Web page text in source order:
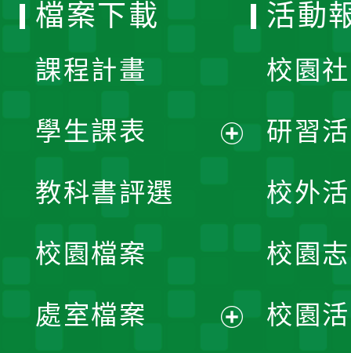
檔案下載
課程計畫
學生課表
單
教科書評選
校園檔案
處室檔案
活動
校園
研習
校外
校園
校園